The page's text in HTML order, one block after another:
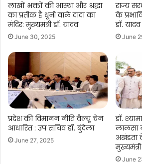
लाखों भक्तों की आस्था और श्रद्धा
का प्रतीक है धूनी वाले दादा का
मंदिर: मुख्यमंत्री डॉ. यादव
June 30, 2025
राज्य
के
डॉ. यादव
June
प्रदेश की विमानन नीति वैल्यू चेन
आधारित : उप सचिव डॉ. बुंदेला
June 27, 2025
डॉ.
लालसा
अखंडता
June